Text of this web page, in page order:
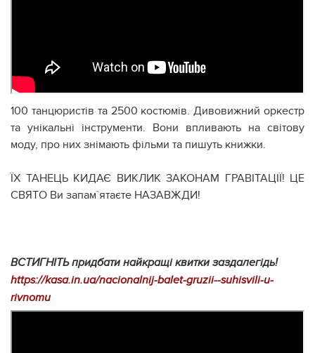
100 танцюристів та 2500 костюмів. Дивовижний оркестр
та унікальні інструменти. Вони впливають на світову
моду, про них знімають фільми та пишуть книжки.
ЇХ ТАНЕЦЬ КИДАЄ ВИКЛИК ЗАКОНАМ ГРАВІТАЦІЇ! ЦЕ
СВЯТО Ви запам`ятаєте НАЗАВЖДИ!
ВСТИГНІТЬ придбати найкращі квитки заздалегідь!
https://kasa.in.ua/nacionalnij-balet-gruzii--suhisvili-u-
rivnomu